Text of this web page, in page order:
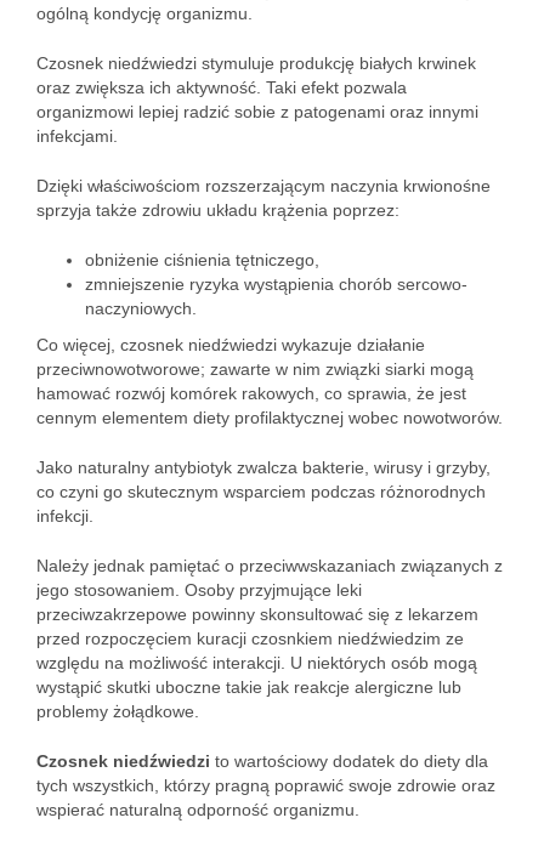
ogólną kondycję organizmu.
Czosnek niedźwiedzi stymuluje produkcję białych krwinek
oraz zwiększa ich aktywność. Taki efekt pozwala
organizmowi lepiej radzić sobie z patogenami oraz innymi
infekcjami.
Dzięki właściwościom rozszerzającym naczynia krwionośne
sprzyja także zdrowiu układu krążenia poprzez:
obniżenie ciśnienia tętniczego,
zmniejszenie ryzyka wystąpienia chorób sercowo-
naczyniowych.
Co więcej, czosnek niedźwiedzi wykazuje działanie
przeciwnowotworowe; zawarte w nim związki siarki mogą
hamować rozwój komórek rakowych, co sprawia, że jest
cennym elementem diety profilaktycznej wobec nowotworów.
Jako naturalny antybiotyk zwalcza bakterie, wirusy i grzyby,
co czyni go skutecznym wsparciem podczas różnorodnych
infekcji.
Należy jednak pamiętać o przeciwwskazaniach związanych z
jego stosowaniem. Osoby przyjmujące leki
przeciwzakrzepowe powinny skonsultować się z lekarzem
przed rozpoczęciem kuracji czosnkiem niedźwiedzim ze
względu na możliwość interakcji. U niektórych osób mogą
wystąpić skutki uboczne takie jak reakcje alergiczne lub
problemy żołądkowe.
Czosnek niedźwiedzi to wartościowy dodatek do diety dla
tych wszystkich, którzy pragną poprawić swoje zdrowie oraz
wspierać naturalną odporność organizmu.